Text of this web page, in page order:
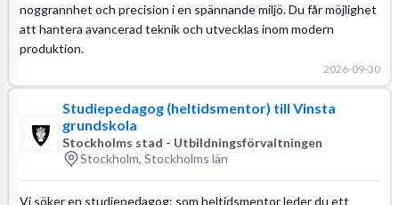
noggrannhet och precision i en spännande miljö. Du får möjlighet
att hantera avancerad teknik och utvecklas inom modern
produktion.
2026-09-30
Studiepedagog (heltidsmentor) till Vinsta
grundskola
Stockholms stad - Utbildningsförvaltningen
Stockholm, Stockholms län
Vi söker en studiepedagog: som heltidsmentor leder du ett